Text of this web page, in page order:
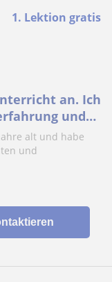
1. Lektion gratis
an. Ich
und
garantieren
alt und habe
und